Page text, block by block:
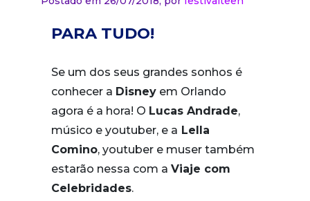
PARA TUDO!
Se um dos seus grandes sonhos é
conhecer a Disney em Orlando
agora é a hora! O Lucas Andrade,
músico e youtuber, e a Lella
Comino, youtuber e muser também
estarão nessa com a Viaje com
Celebridades.